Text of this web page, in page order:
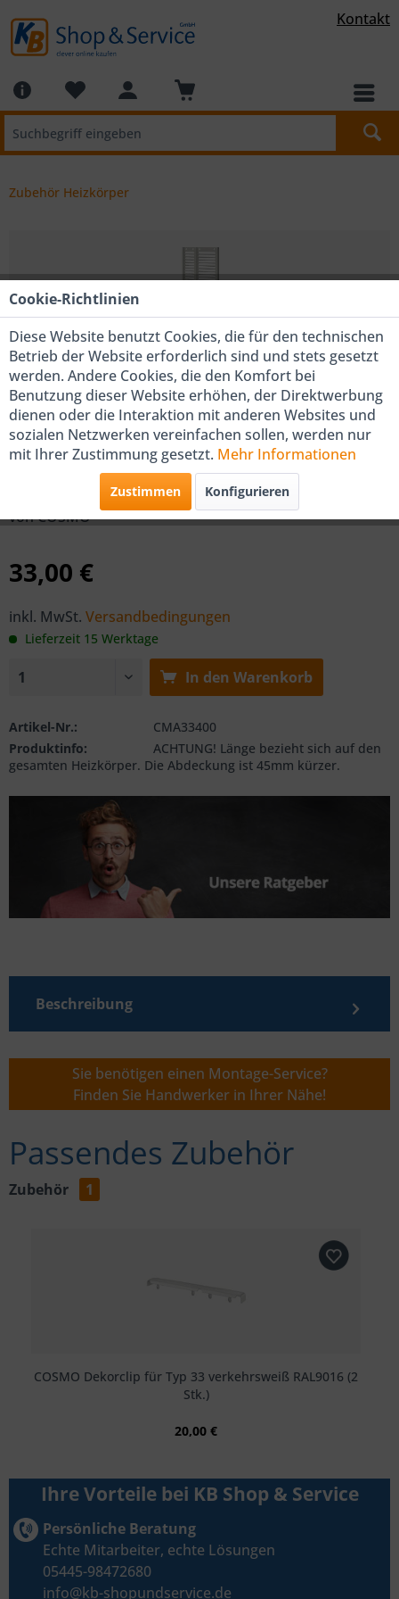
Kontakt
Zubehör Heizkörper
COSMO Abdeckung für Type 33,
400mm Länge
von COSMO
33,00 €
inkl. MwSt. Versandbedingungen
Lieferzeit 15 Werktage
In den Warenkorb
Artikel-Nr.:
CMA33400
Produktinfo:
ACHTUNG! Länge bezieht sich auf den
gesamten Heizkörper. Die Abdeckung ist 45mm kürzer.
Sie benötigen einen Montage-Service?
Finden Sie Handwerker in Ihrer Nähe!
Passendes Zubehör
Zubehör 1
COSMO Dekorclip für Typ 33 verkehrsweiß RAL9016 (2
Stk.)
20,00 €
Ihre Vorteile bei KB Shop & Service
Persönliche Beratung
Echte Mitarbeiter, echte Lösungen
05445-98472680
info@kb-shopundservice.de
Beschreibung
Cookie-Richtlinien
Diese Website benutzt Cookies, die für den technischen
Betrieb der Website erforderlich sind und stets gesetzt
werden. Andere Cookies, die den Komfort bei
Benutzung dieser Website erhöhen, der Direktwerbung
dienen oder die Interaktion mit anderen Websites und
sozialen Netzwerken vereinfachen sollen, werden nur
mit Ihrer Zustimmung gesetzt. Mehr Informationen
Zustimmen Konfigurieren